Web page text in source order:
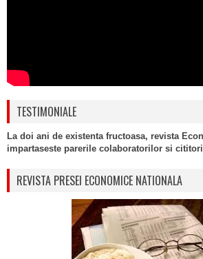
TESTIMONIALE
La doi ani de existenta fructoasa, revista
impartaseste parerile colaboratorilor si
REVISTA PRESEI ECONOMICE NATIONALA